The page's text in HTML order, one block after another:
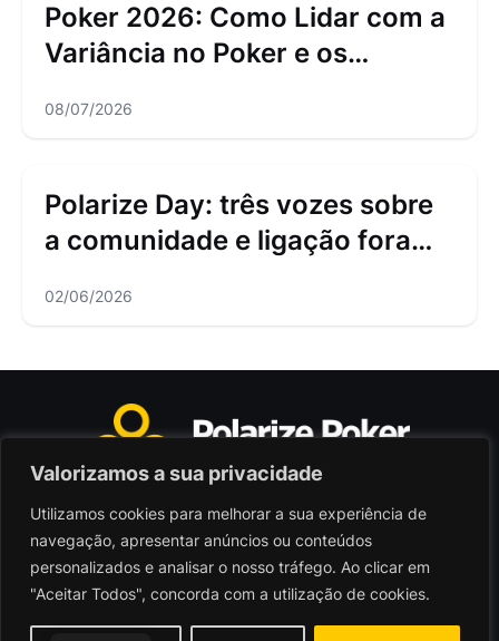
Valorizamos a sua privacidade
Utilizamos cookies para melhorar a sua experiência de
navegação, apresentar anúncios ou conteúdos
personalizados e analisar o nosso tráfego. Ao clicar em
"Aceitar Todos", concorda com a utilização de cookies.
Poker 2026: Como Lidar com a
Variância no Poker e os
08/07/2026
Polarize Day: três vozes sobre
a comunidade e ligação fora
02/06/2026
Polarize Poker Limited, Malta
Sociedade comercial registada sob n.º C103402
© 2026 - Polarize Poker
Termos de Utilização